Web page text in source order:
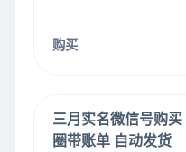
三月实名微信号购
圈带账单 自动发货